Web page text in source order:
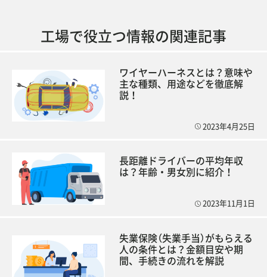
工場で役立つ情報の関連記事
ワイヤーハーネスとは？意味や
主な種類、用途などを徹底解
説！
2023年4月25日
長距離ドライバーの平均年収
は？年齢・男女別に紹介！
2023年11月1日
失業保険（失業手当）がもらえる
人の条件とは？金額目安や期
間、手続きの流れを解説